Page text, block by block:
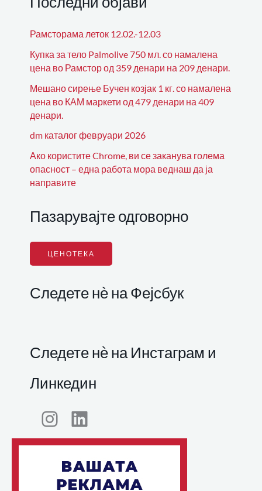
Рамсторама леток 12.02.-12.03
Купка за тело Palmolive 750 мл. со намалена
цена во Рамстор од 359 денари на 209 денари.
Мешано сирење Бучен козјак 1 кг. со намалена
цена во КАМ маркети од 479 денари на 409
денари.
dm каталог февруари 2026
Ако користите Chrome, ви се заканува голема
опасност – една работа мора веднаш да ја
направите
Пазарувајте одговорно
ЦЕНОТЕКА
Следете нѐ на Фејсбук
Следете нѐ на Инстаграм и
Линкедин